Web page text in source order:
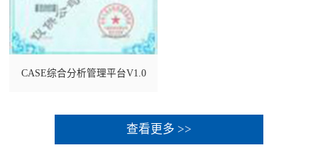
CASE综合分析管理平台V1.0
查看更多 >>